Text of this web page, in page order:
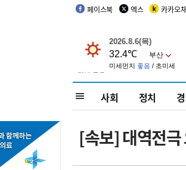
페이스북 엑스 카카오
사회 정치
[속보] 대역전극